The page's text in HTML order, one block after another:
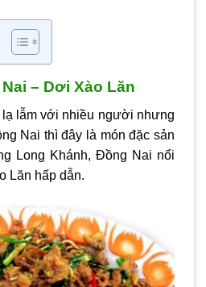
– Dơi Xào Lăn
lạ lẫm với nhiều người nhưng
Nai thì đây là món đặc sản
Long Khánh, Đồng Nai nổi
Lăn hấp dẫn.